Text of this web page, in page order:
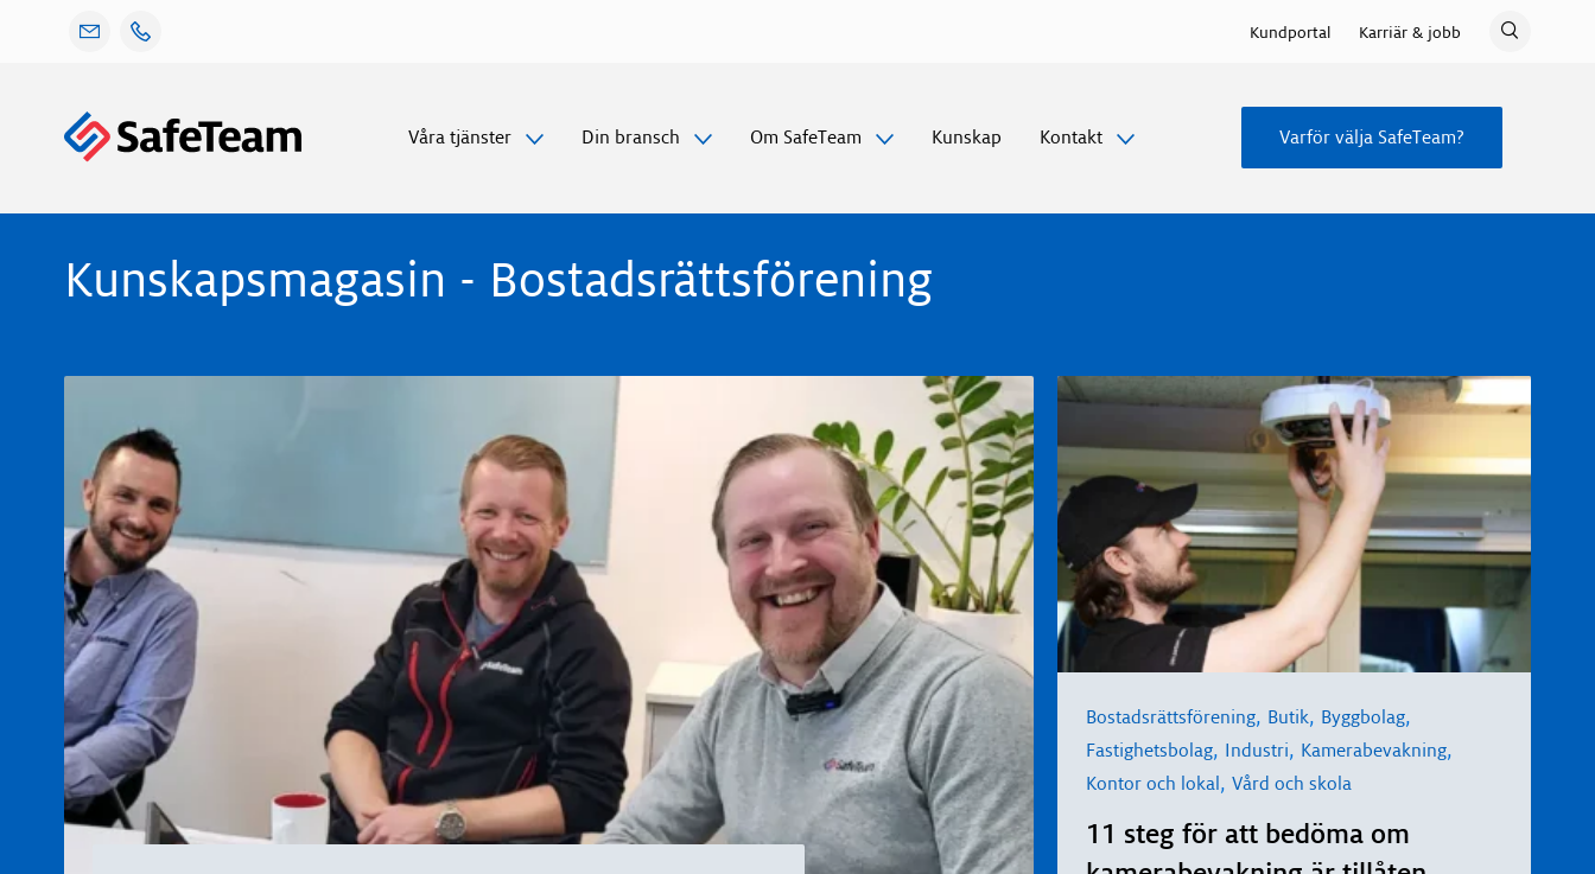
Kundportal Karriär & jobb
GåVåra tjänster Din bransch Om SafeTeam Kunskap Kontakt Varför välja SafeTeam?
Kunskapsmagasin
Kunskapsmagasin - Bostadsrättsförening
Bostadsrättsförening, Butik, Byggbolag,
Fastighetsbolag, Industri, Kamerabevakning,
Kontor och lokal,Vård och skola
11 steg för att bedöma om